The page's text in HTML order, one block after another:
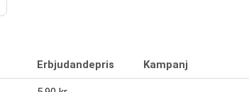
Erbjudandepris Kampanj